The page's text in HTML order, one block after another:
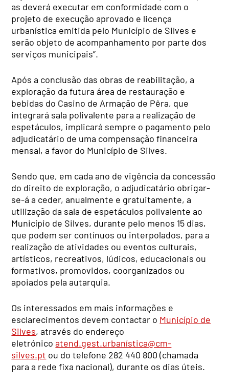
as deverá executar em conformidade com o
projeto de execução aprovado e licença
urbanística emitida pelo Município de Silves e
serão objeto de acompanhamento por parte dos
serviços municipais”.
Após a conclusão das obras de reabilitação, a
exploração da futura área de restauração e
bebidas do Casino de Armação de Pêra, que
integrará sala polivalente para a realização de
espetáculos, implicará sempre o pagamento pelo
adjudicatário de uma compensação financeira
mensal, a favor do Município de Silves.
Sendo que, em cada ano de vigência da concessão
do direito de exploração, o adjudicatário obrigar-
se-á a ceder, anualmente e gratuitamente, a
utilização da sala de espetáculos polivalente ao
Município de Silves, durante pelo menos 15 dias,
que podem ser contínuos ou interpolados, para a
realização de atividades ou eventos culturais,
artísticos, recreativos, lúdicos, educacionais ou
formativos, promovidos, coorganizados ou
apoiados pela autarquia.
Os interessados em mais informações e
esclarecimentos devem contactar o Município de
Silves, através do endereço
eletrónicoatend.gest.urbanística@cm-
silves.pt ou do telefone 282 440 800 (chamada
para a rede fixa nacional), durante os dias úteis.